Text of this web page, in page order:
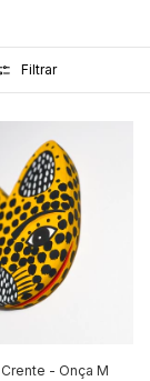
Filtrar
- Onça M